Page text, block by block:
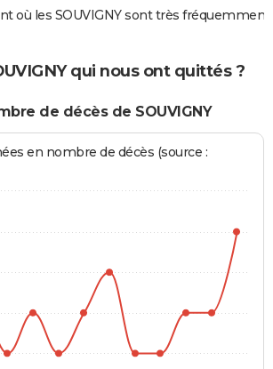
où les SOUVIGNY sont très fréquemment
qui nous ont quittés ?
de décès de SOUVIGNY
en nombre de décès (source :